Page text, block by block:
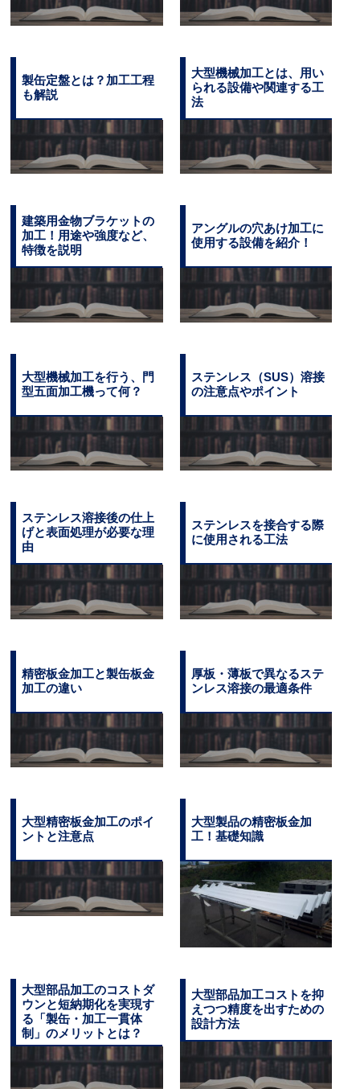
製缶定盤とは？加工工程
も解説
大型機械加工とは、用い
られる設備や関連する工
法
建築用金物ブラケットの
加工！用途や強度など、
特徴を説明
アングルの穴あけ加工に
使用する設備を紹介！
大型機械加工を行う、門
型五面加工機って何？
ステンレス（SUS）溶接
の注意点やポイント
ステンレス溶接後の仕上
げと表面処理が必要な理
由
ステンレスを接合する際
に使用される工法
精密板金加工と製缶板金
加工の違い
厚板・薄板で異なるステ
ンレス溶接の最適条件
大型精密板金加工のポイ
ントと注意点
大型製品の精密板金加
工！基礎知識
大型部品加工のコストダ
ウンと短納期化を実現す
る「製缶・加工一貫体
制」のメリットとは？
大型部品加工コストを抑
えつつ精度を出すための
設計方法